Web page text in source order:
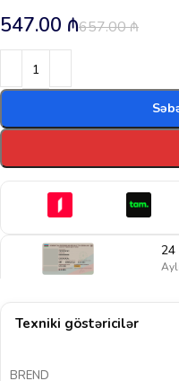
657.00₼
547.00 ₼
Texniki göstəricilər
BREND